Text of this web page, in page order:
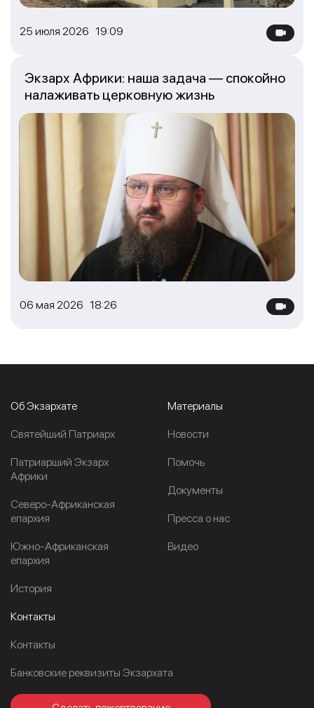
25 июля 2026 19:09
06 мая 2026 18:26
Экзарх Африки: наша задача — спокойно
налаживать церковную жизнь
Об Экзархате
Cвятейший Патриарх
Патриарший Экзарх
Африки
Северо-Африканская
епархия
Южно-Африканская
епархия
История
Материалы
Новости
Помочь
Документы
Пресса о нас
Видео
Контакты
Контакты
Банковские реквизиты Экзархата